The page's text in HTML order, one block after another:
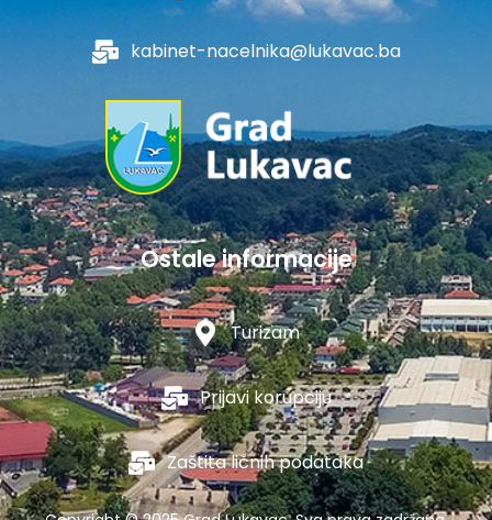
kabinet-nacelnika@lukavac.ba
Ostale informacije
Turizam
Prijavi korupciju
Zaštita ličnih podataka